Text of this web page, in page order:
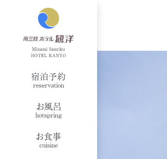
宿泊予約
reservation
お風呂
hotspring
お食事
cuisine